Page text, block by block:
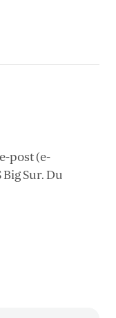
post (e-
Sur. Du